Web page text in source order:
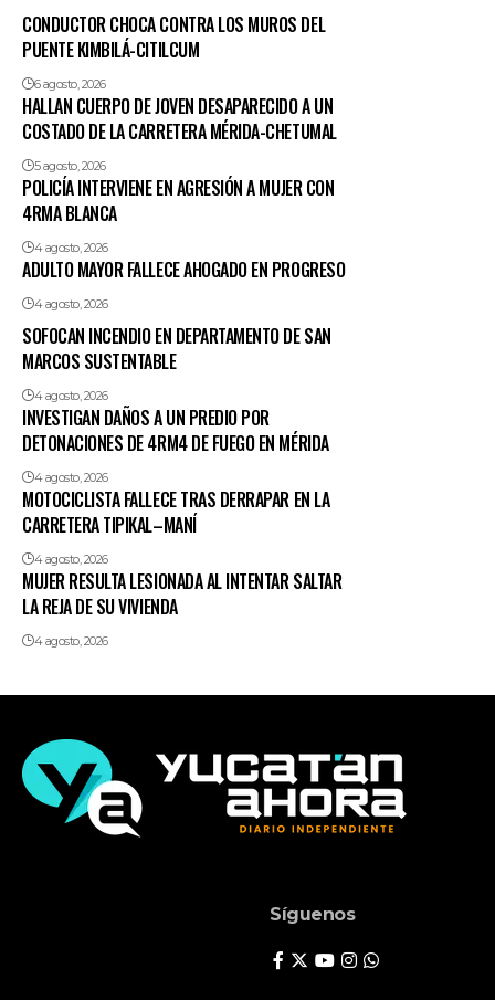
CONDUCTOR CHOCA CONTRA LOS MUROS DEL
PUENTE KIMBILÁ-CITILCUM
6 agosto, 2026
HALLAN CUERPO DE JOVEN DESAPARECIDO A UN
COSTADO DE LA CARRETERA MÉRIDA-CHETUMAL
5 agosto, 2026
POLICÍA INTERVIENE EN AGRESIÓN A MUJER CON
4RMA BLANCA
4 agosto, 2026
ADULTO MAYOR FALLECE AHOGADO EN PROGRESO
4 agosto, 2026
SOFOCAN INCENDIO EN DEPARTAMENTO DE SAN
MARCOS SUSTENTABLE
4 agosto, 2026
INVESTIGAN DAÑOS A UN PREDIO POR
DETONACIONES DE 4RM4 DE FUEGO EN MÉRIDA
4 agosto, 2026
MOTOCICLISTA FALLECE TRAS DERRAPAR EN LA
CARRETERA TIPIKAL–MANÍ
4 agosto, 2026
MUJER RESULTA LESIONADA AL INTENTAR SALTAR
LA REJA DE SU VIVIENDA
4 agosto, 2026
Síguenos